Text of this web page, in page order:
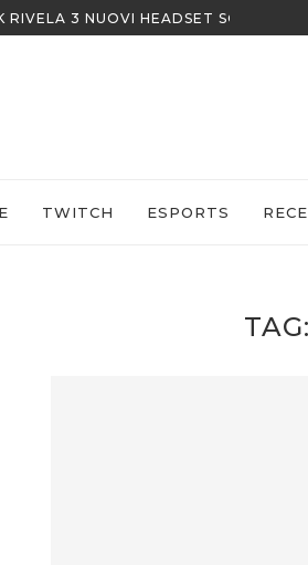
RIVELA 3 NUOVI HEADSET SONY
TWITCH ESPORTS
TAG: